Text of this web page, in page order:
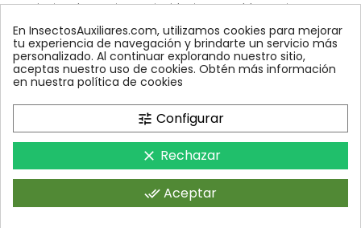
precio
palmera max nido
mosca blanca
biologico
trips
dosis
alcornoques
conectores encinas
ynject
feromonas
conector quelato comprar
xilemax
control
araña roja bioline
ecologico
control biologico
amblyseius
InsectosAuxiliares.com © 2008 - 2026. Expertos en Agricultura
Ecológica y Control Biológico.Operado por AGRARES IBERIA SL.
Todos los derechos reservados.
En InsectosAuxiliares.com, utilizamos cookies para mejorar
tu experiencia de navegación y brindarte un servicio más
personalizado. Al continuar explorando nuestro sitio,
aceptas nuestro uso de cookies. Obtén más información
en nuestra política de cookies
tune Configurar
clear Rechazar
done_all Aceptar